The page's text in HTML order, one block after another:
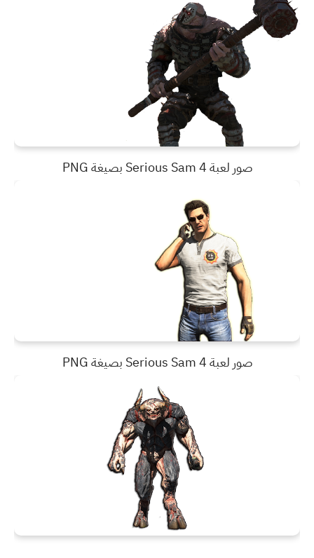
صور لعبة Serious Sam 4 بصيغة PNG
صور لعبة Serious Sam 4 بصيغة PNG